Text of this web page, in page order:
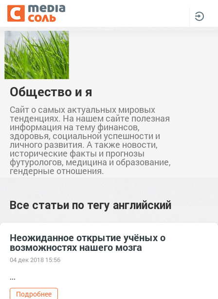
Общество и я
Сайт о самых актуальных мировых
тенденциях. На нашем сайте полезная
информация на тему финансов,
здоровья, социальной успешности и
личного развития. А также новости,
исторические факты и прогнозы
футурологов, медицина и образование,
гендерные отношения.
Все статьи по тегу английский
Неожиданное открытие учёных о
возможностях нашего мозга
04 дек 2018 15:56
...
Подробнее